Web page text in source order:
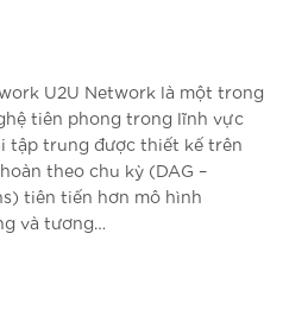
U2U Network là một trong
tiên phong trong lĩnh vực
tập trung được thiết kế trên
theo chu kỳ (DAG –
tiên tiến hơn mô hình
và tương…